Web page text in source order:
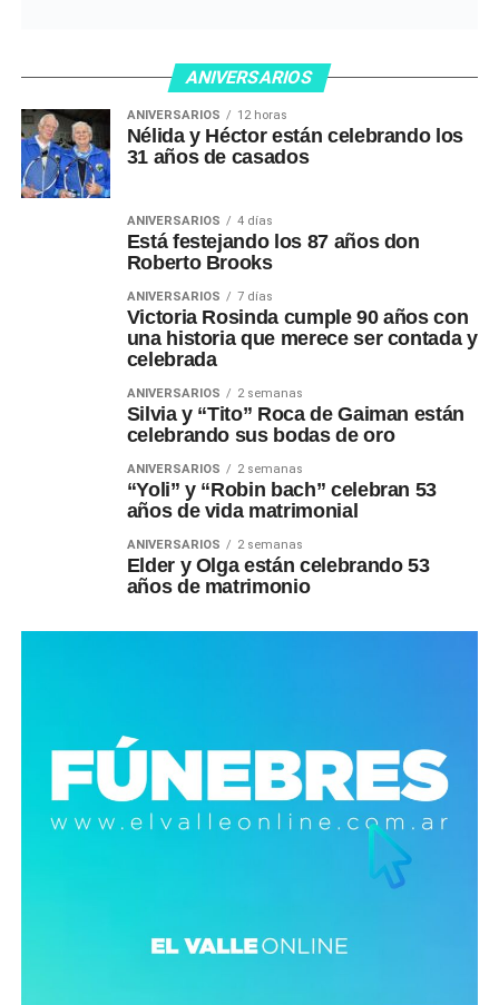
ANIVERSARIOS
ANIVERSARIOS 12 horas
Nélida y Héctor están celebrando los
31 años de casados
ANIVERSARIOS 4 días
Está festejando los 87 años don
Roberto Brooks
ANIVERSARIOS 7 días
Victoria Rosinda cumple 90 años con
una historia que merece ser contada y
celebrada
ANIVERSARIOS 2 semanas
Silvia y “Tito” Roca de Gaiman están
celebrando sus bodas de oro
ANIVERSARIOS 2 semanas
“Yoli” y “Robin bach” celebran 53
años de vida matrimonial
ANIVERSARIOS 2 semanas
Elder y Olga están celebrando 53
años de matrimonio